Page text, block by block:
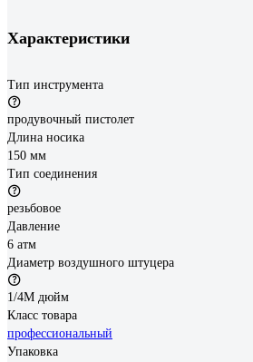
Характеристики
Тип инструмента
продувочный пистолет
Длина носика
150 мм
Тип соединения
резьбовое
Давление
6 атм
Диаметр воздушного штуцера
1/4М дюйм
Класс товара
профессиональный
Упаковка